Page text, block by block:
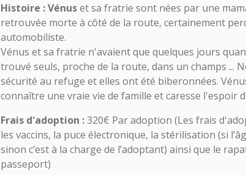
Histoire :Vénuset sa fratrie sont nées par une
retrouvée morte à côté de la route, certainement
automobiliste.
Vénus et sa fratrie n'avaient que quelques jours
trouvé seuls, proche de la route, dans un champs ...
sécurité au refuge et elles ont été biberonnées.
connaître une vraie vie de famille et caresse l'espoir
Frais d'adoption :320€ Par adoption (Les frais
les vaccins, la puce électronique, la stérilisation (si
sinon c’est à la charge de l’adoptant) ainsi que le
passeport)